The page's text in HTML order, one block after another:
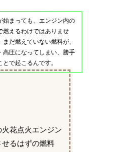
始まっても、エンジン内の
燃えるわけではありませ
だ燃えていない燃料が、
高圧になってしまい、勝手
で起こるんです。
火花点火エンジン
るはずの燃料